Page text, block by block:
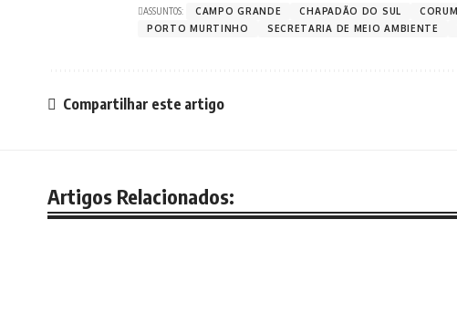
ASSUNTOS: CAMPO GRANDE CHAPADÃO DO SUL
PORTO MURTINHO
SECRETARIA DE MEIO AMBIENTE
Compartilhar este artigo
Artigos Relacionados: